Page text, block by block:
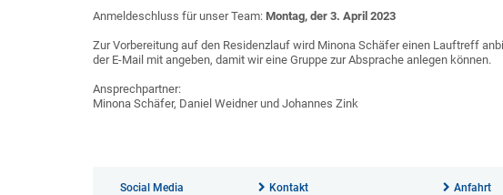
Anmeldeschluss für unser Team: Montag, der 3. April 2023
Zur Vorbereitung auf den Residenzlauf wird Minona Schäfer einen Lauftreff
der E-Mail mit angeben, damit wir eine Gruppe zur Absprache anlegen können.
Ansprechpartner:
Minona Schäfer, Daniel Weidner und Johannes Zink
Social Media Kontakt Anfahrt